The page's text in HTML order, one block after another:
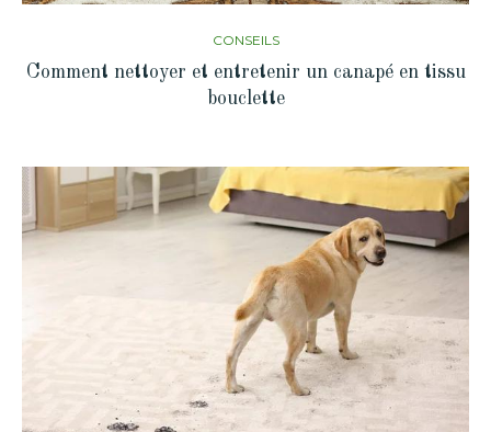
CONSEILS
Comment nettoyer et entretenir un canapé en tissu
bouclette